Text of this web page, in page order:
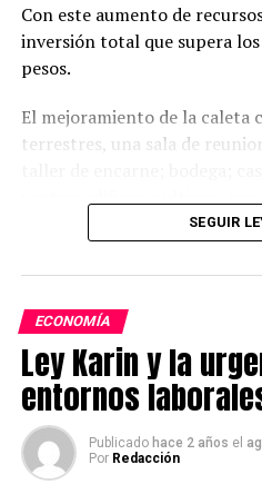
Con este aumento de
inversión total que supera
pesos.
El mejoramiento de la caleta
terrestres, una sala de
Mientras que para obras
SEGUIR
ECONOMÍA
Ley Karin y la
entornos
Publicado hace 2 años el
Por Redacción